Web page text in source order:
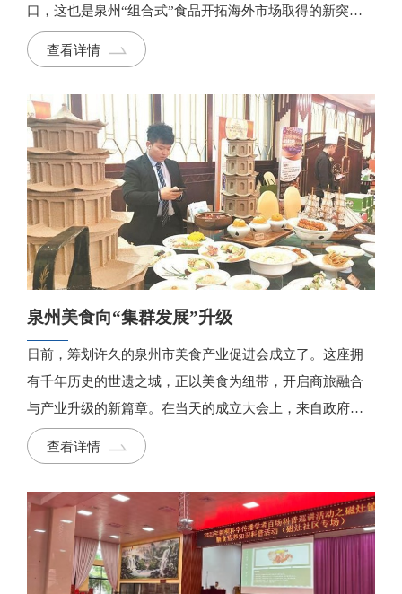
口，这也是泉州“组合式”食品开拓海外市场取得的新突
破。
查看详情
泉州美食向“集群发展”升级
日前，筹划许久的泉州市美食产业促进会成立了。这座拥
有千年历史的世遗之城，正以美食为纽带，开启商旅融合
与产业升级的新篇章。在当天的成立大会上，来自政府相
关主管部门、行业协会、餐饮企业及学术界的300余位代表
齐聚一堂，共同见证这一里程碑时刻。
查看详情